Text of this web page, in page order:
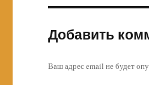
Добавить
Ваш адрес email не будет